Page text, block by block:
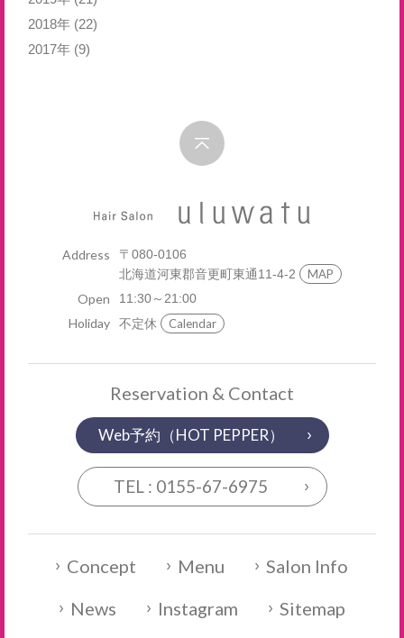
2018年 (22)
2017年 (9)
Address
〒080-0106
北海道河東郡音更町東通11-4-2
MAP
Open 11:30～21:00
Holiday 不定休 Calendar
Reservation & Contact
Web予約（HOT PEPPER）
TEL : 0155-67-6975
Concept Menu
Salon Info
News
Instagram Sitemap